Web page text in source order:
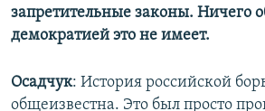
запретительные законы. Ничего
демократией это не имеет.
Осадчук: История российской
общеизвестна. Это был просто